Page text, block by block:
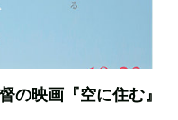
の映画『空に住む』